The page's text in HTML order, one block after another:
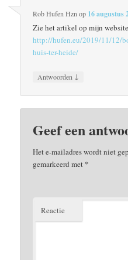
Rob Hufen Hzn op 16 augustus
Zie het artikel op mijn website
http://hufen.eu/2019/11/12/
huis-ter-heide/
Antwoorden ↓
Geef een
Het e-mailadres wordt niet
gemarkeerd met *
Reactie